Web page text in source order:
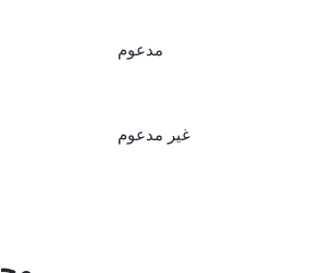
مدعوم
غير مدعوم